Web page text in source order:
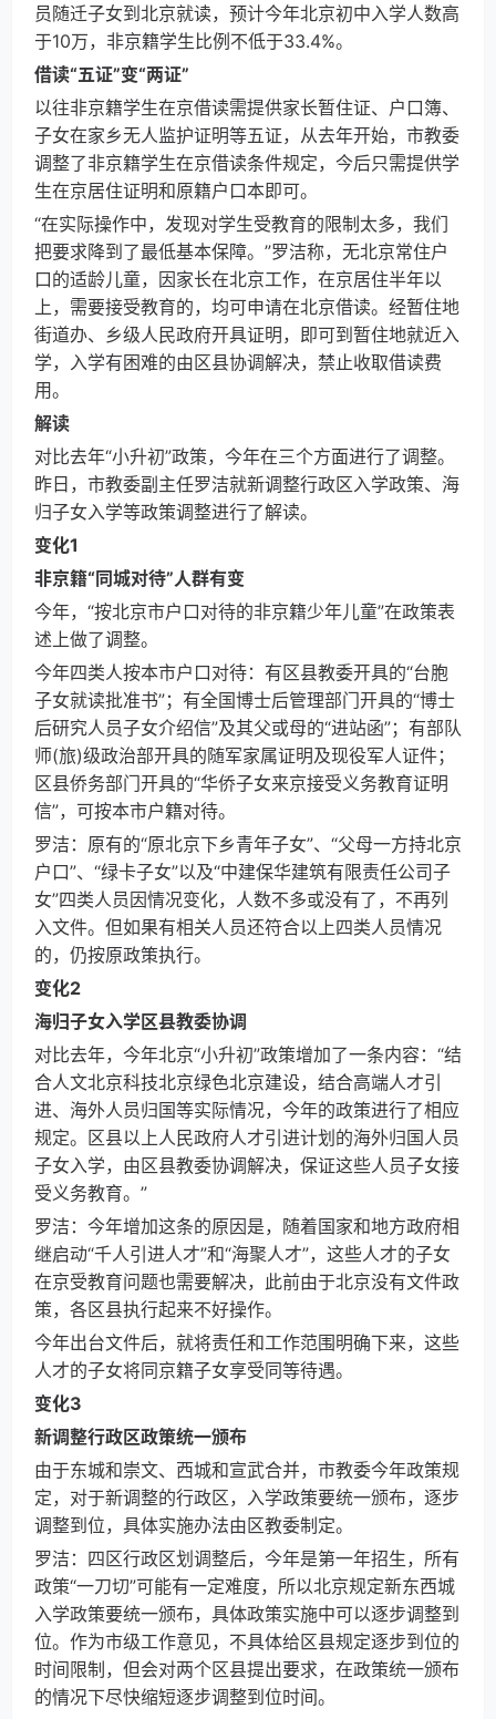
员随迁子女到北京就读，预计今年北京初中入学人数高
于10万，非京籍学生比例不低于33.4%。
借读“五证”变“两证”
以往非京籍学生在京借读需提供家长暂住证、户口簿、
子女在家乡无人监护证明等五证，从去年开始，市教委
调整了非京籍学生在京借读条件规定，今后只需提供学
生在京居住证明和原籍户口本即可。
“在实际操作中，发现对学生受教育的限制太多，我们
把要求降到了最低基本保障。”罗洁称，无北京常住户
口的适龄儿童，因家长在北京工作，在京居住半年以
上，需要接受教育的，均可申请在北京借读。经暂住地
街道办、乡级人民政府开具证明，即可到暂住地就近入
学，入学有困难的由区县协调解决，禁止收取借读费
用。
解读
对比去年“小升初”政策，今年在三个方面进行了调整。
昨日，市教委副主任罗洁就新调整行政区入学政策、海
归子女入学等政策调整进行了解读。
变化1
非京籍“同城对待”人群有变
今年，“按北京市户口对待的非京籍少年儿童”在政策表
述上做了调整。
今年四类人按本市户口对待：有区县教委开具的“台胞
子女就读批准书”；有全国博士后管理部门开具的“博士
后研究人员子女介绍信”及其父或母的“进站函”；有部队
师(旅)级政治部开具的随军家属证明及现役军人证件；
区县侨务部门开具的“华侨子女来京接受义务教育证明
信”，可按本市户籍对待。
罗洁：原有的“原北京下乡青年子女”、“父母一方持北京
户口”、“绿卡子女”以及“中建保华建筑有限责任公司子
女”四类人员因情况变化，人数不多或没有了，不再列
入文件。但如果有相关人员还符合以上四类人员情况
的，仍按原政策执行。
变化2
海归子女入学区县教委协调
对比去年，今年北京“小升初”政策增加了一条内容：“结
合人文北京科技北京绿色北京建设，结合高端人才引
进、海外人员归国等实际情况，今年的政策进行了相应
规定。区县以上人民政府人才引进计划的海外归国人员
子女入学，由区县教委协调解决，保证这些人员子女接
受义务教育。”
罗洁：今年增加这条的原因是，随着国家和地方政府相
继启动“千人引进人才”和“海聚人才”，这些人才的子女
在京受教育问题也需要解决，此前由于北京没有文件政
策，各区县执行起来不好操作。
今年出台文件后，就将责任和工作范围明确下来，这些
人才的子女将同京籍子女享受同等待遇。
变化3
新调整行政区政策统一颁布
由于东城和崇文、西城和宣武合并，市教委今年政策规
定，对于新调整的行政区，入学政策要统一颁布，逐步
调整到位，具体实施办法由区教委制定。
罗洁：四区行政区划调整后，今年是第一年招生，所有
政策“一刀切”可能有一定难度，所以北京规定新东西城
入学政策要统一颁布，具体政策实施中可以逐步调整到
位。作为市级工作意见，不具体给区县规定逐步到位的
时间限制，但会对两个区县提出要求，在政策统一颁布
的情况下尽快缩短逐步调整到位时间。